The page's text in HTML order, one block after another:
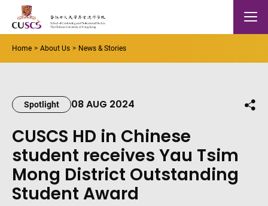
Skip to main content
The Chinese Univeristy of hong Kong Mobile
Home About Us News & Stories
Spotlight 08 AUG 2024
CUSCS HD in Chinese
student receives Yau Tsim
Mong District Outstanding
Student Award